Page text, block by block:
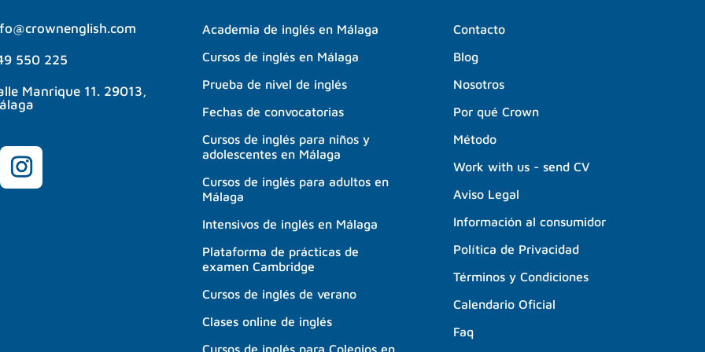
550 225
Manrique 11. 29013,
Academia de inglés en Málaga
Cursos de inglés en Málaga
Prueba de nivel de inglés
Fechas de convocatorias
Cursos de inglés para niños y
adolescentes en Málaga
Cursos de inglés para adultos en
Málaga
Intensivos de inglés en Málaga
Plataforma de prácticas de
examen Cambridge
Cursos de inglés de verano
Clases online de inglés
Cursos de inglés para Colegios en
Contacto
Blog
Nosotros
Por qué Crown
Método
Work with us - send CV
Aviso Legal
Información al consumidor
Política de Privacidad
Términos y Condiciones
Calendario Oficial
Faq